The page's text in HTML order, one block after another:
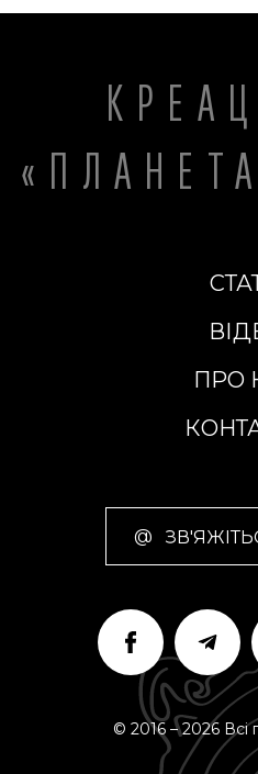
ПРО
@
© 2016 – 2026 Всі